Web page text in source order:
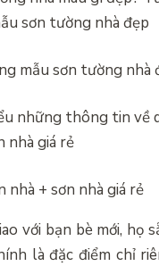
mẫu sơn tường nhà
+ sơn nhà giá rẻ
với bạn bè mới, họ
là đặc điểm chỉ